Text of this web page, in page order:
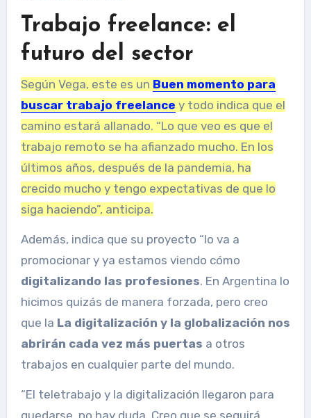
Trabajo freelance: el
futuro del sector
Según Vega, este es un Buen momento para
buscar trabajo freelance y todo indica que el
camino estará allanado. “Lo que veo es que el
trabajo remoto se ha afianzado mucho. En los
últimos años, después de la pandemia, ha
crecido mucho y tengo expectativas de que lo
siga haciendo”, anticipa.
Además, indica que su proyecto “lo va a
promocionar y ya estamos viendo cómo
digitalizando las profesiones. En Argentina lo
hicimos quizás de manera forzada, pero creo
que la La digitalización y la globalización nos
abrirán cada vez más puertas a otros
trabajos en cualquier parte del mundo.
“El teletrabajo y la digitalización llegaron para
quedarse, no hay duda. Creo que se seguirá